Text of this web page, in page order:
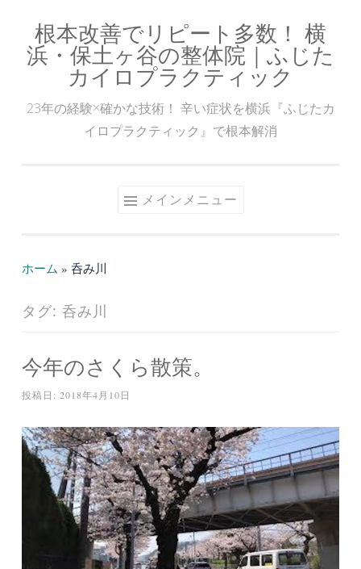
ン
根本改善でリピート多数！ 横
浜・保土ヶ谷の整体院｜ふじた
カイロプラクティック
23年の経験×確かな技術！ 辛い症状を横浜『ふじたカ
イロプラクティック』で根本解消
メインメニュー
ホーム » 呑み川
タグ: 呑み川
今年のさくら散策。
投稿日: 2018年4月10日